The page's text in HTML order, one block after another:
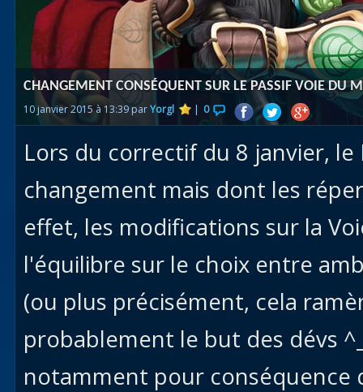
Races
alliées
des îles
le vol
Uldum
Val
CHANGEMENT CONSÉQUENT SUR LE PASSIF VOIE DU
10 janvier 2015 à 13:39 parYorgl | 0
Lors du correctif du 8 janvier,
changement mais dont les
effet, les modifications sur la
l'équilibre sur le choix entre
(ou plus précisément, cela
probablement le but des dévs
notamment pour conséquence